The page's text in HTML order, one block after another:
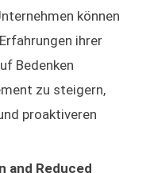
können
ihrer
Bedenken
zu steigern,
proaktiveren
and Reduced